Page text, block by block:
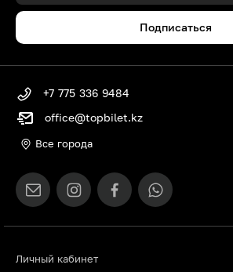
Подписаться
Личный кабинет
+7 775 336 9484
office@topbilet.kz
Все города